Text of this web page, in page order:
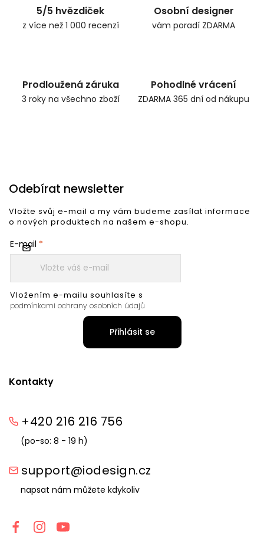
5/5 hvězdiček
z více než 1 000 recenzí
Osobní designer
vám poradí ZDARMA
Prodloužená záruka
3 roky na všechno zboží
Pohodlné vrácení
ZDARMA 365 dní od nákupu
Kontakty
+420 216 216 756
(po-so: 8 - 19 h)
support@iodesign.cz
napsat nám můžete kdykoliv
Odebírat newsletter
Vložte svůj e-mail a my vám budeme zasílat informace
o nových produktech na našem e-shopu.
E-mail
Vložením e-mailu souhlasíte s
podmínkami ochrany osobních údajů
Přihlásit se